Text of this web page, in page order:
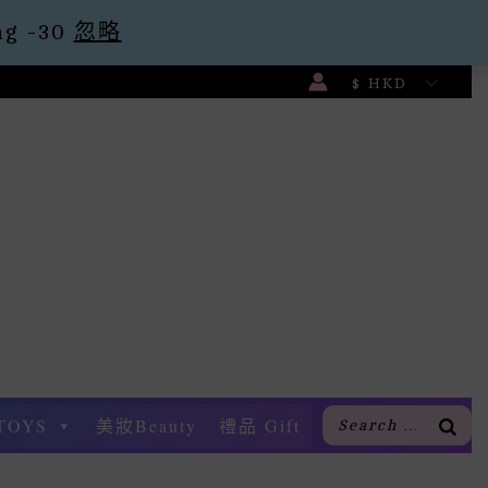
-30 忽略
美妝Beauty 禮品 Gift